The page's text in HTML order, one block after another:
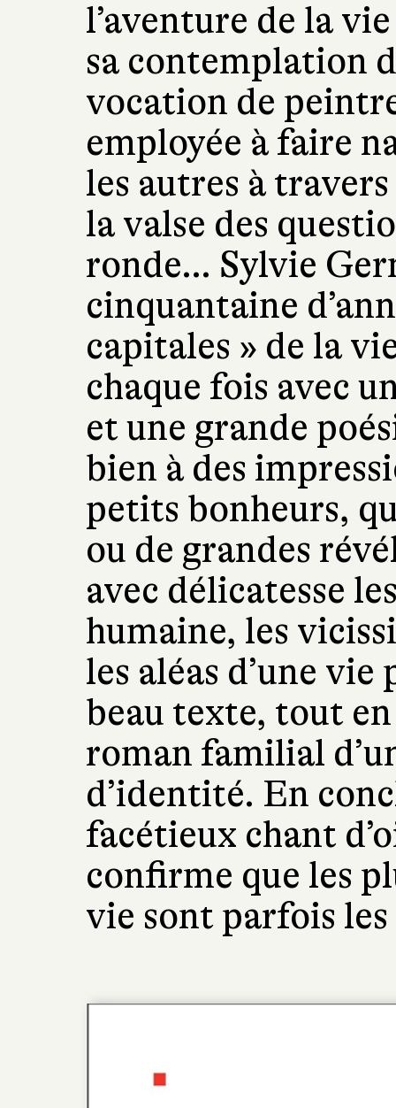
l’aventure de la
sa contemplation
vocation de
employée à faire
les autres à
la valse des
ronde… Sylvie
cinquantaine
capitales » de la
chaque fois avec
et une grande
bien à des
petits bonheurs,
ou de grandes
avec délicatesse
humaine, les
les aléas d’une
beau texte, tout
roman familial
d’identité. En
facétieux chant
confirme que les
vie sont parfois